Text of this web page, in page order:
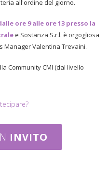
all'ordine del giorno.
ore 9 alle ore 13 presso la
e Sostanza S.r.l. è orgogliosa
Manager Valentina Trevaini.
Community CMI (dal livello
INVITO